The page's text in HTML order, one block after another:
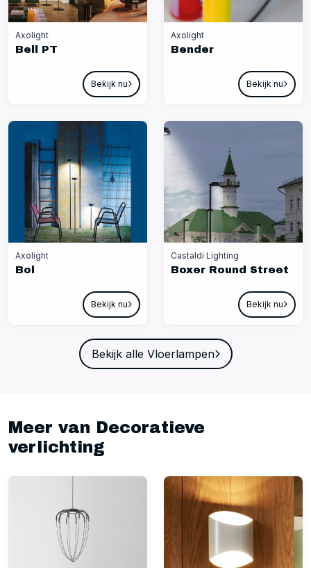
Axolight
Bell PT
Bekijk nu
Axolight
Bender
Bekijk nu
Axolight
Bol
Bekijk nu
Castaldi Lighting
Boxer Round Street
Bekijk nu
Bekijk alle Vloerlampen
Meer van Decoratieve
verlichting